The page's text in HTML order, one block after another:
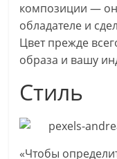
композиции —
обладателе и
Цвет прежде
образа и вашу
Стиль
«Чтобы